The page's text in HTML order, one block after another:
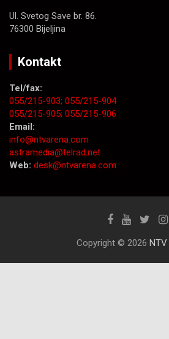
Ul. Svetog Save br. 86.
76300 Bijeljina
Kontakt
Tel/fax:
055/215-903; 055/215-904
055/215-905; 055/215-906
Email:
info@ntvarena.com
astramedia@telrad.net
Web: desk@ntvarena.com
Copyright © 2026